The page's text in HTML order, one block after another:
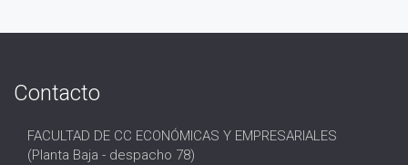
Contacto
FACULTAD DE CC ECONÓMICAS Y EMPRESARIALES
(Planta Baja - despacho 78)